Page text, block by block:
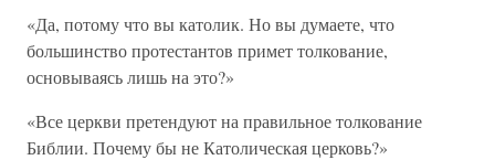
«Да, потому что вы католик. Но вы думаете, что
большинство протестантов примет толкование,
основываясь лишь на это?»
«Все церкви претендуют на правильное толкование
Библии. Почему бы не Католическая церковь?»